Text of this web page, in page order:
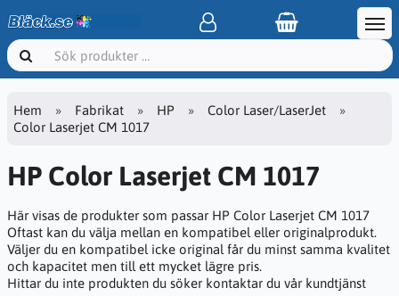
Hem Fabrikat HP
Color Laser/LaserJet
Color Laserjet CM 1017
HP Color Laserjet CM 1017
Här visas de produkter som passar HP Color Laserjet CM 1017
Oftast kan du välja mellan en kompatibel eller originalprodukt.
Väljer du en kompatibel icke original får du minst samma kvalitet
och kapacitet men till ett mycket lägre pris.
Hittar du inte produkten du söker kontaktar du vår kundtjänst